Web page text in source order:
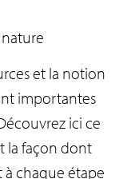
et la notion
importantes
ici ce
la façon dont
à chaque étape